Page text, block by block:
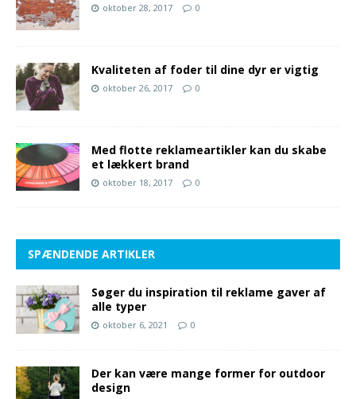
oktober 28, 2017 0
Kvaliteten af foder til dine dyr er vigtig
oktober 26, 2017 0
Med flotte reklameartikler kan du skabe
et lækkert brand
oktober 18, 2017 0
SPÆNDENDE ARTIKLER
Søger du inspiration til reklame gaver af
alle typer
oktober 6, 2021 0
Der kan være mange former for outdoor
design